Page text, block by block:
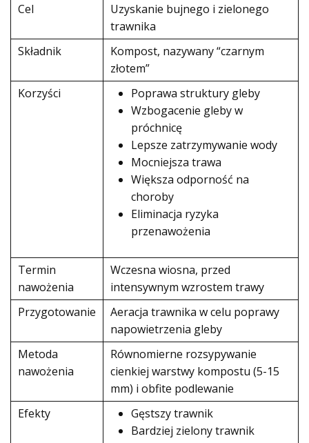
Cel
Uzyskanie bujnego i zielonego
trawnika
Składnik
Kompost, nazywany “czarnym
złotem”
Korzyści
Poprawa struktury gleby
Wzbogacenie gleby w
próchnicę
Lepsze zatrzymywanie wody
Mocniejsza trawa
Większa odporność na
choroby
Eliminacja ryzyka
przenawożenia
Termin
nawożenia
Wczesna wiosna, przed
intensywnym wzrostem trawy
Przygotowanie
Aeracja trawnika w celu poprawy
napowietrzenia gleby
Metoda
nawożenia
Równomierne rozsypywanie
cienkiej warstwy kompostu (5-15
mm) i obfite podlewanie
Efekty
Gęstszy trawnik
Bardziej zielony trawnik